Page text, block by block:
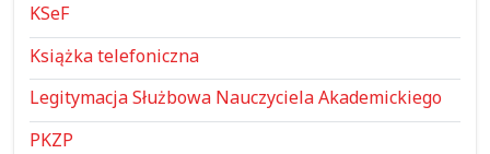
KSeF
Książka telefoniczna
Legitymacja Służbowa Nauczyciela Akademickiego
PKZP